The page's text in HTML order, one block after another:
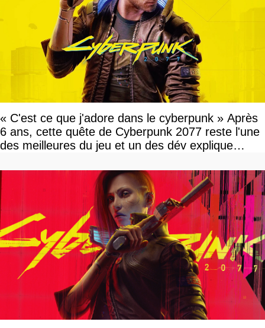
« C'est ce que j'adore dans le cyberpunk » Après
6 ans, cette quête de Cyberpunk 2077 reste l'une
des meilleures du jeu et un des dév explique